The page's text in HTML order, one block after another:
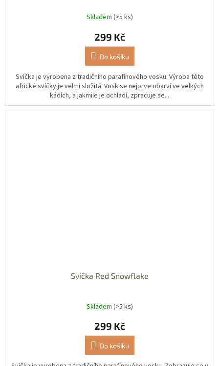
Skladem (>5 ks)
299 Kč
Do košíku
Svíčka je vyrobena z tradičního parafínového vosku. Výroba této
africké svíčky je velmi složitá. Vosk se nejprve obarví ve velkých
kádích, a jakmile je ochladí, zpracuje se...
Svíčka Red Snowflake
Skladem (>5 ks)
299 Kč
Do košíku